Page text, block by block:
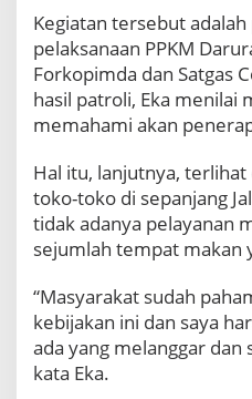
r
a
t
,
k
W
a
d
h
a
a
A
j
Kegiatan tersebut
pelaksanaan PPKM
Forkopimda dan Satgas
hasil patroli, Eka menilai
memahami akan
Hal itu, lanjutnya,
toko-toko di sepanjang
tidak adanya pelayanan
sejumlah tempat makan
“Masyarakat sudah
kebijakan ini dan saya
ada yang melanggar dan
kata Eka.